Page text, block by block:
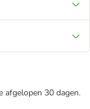
afgelopen 30 dagen.